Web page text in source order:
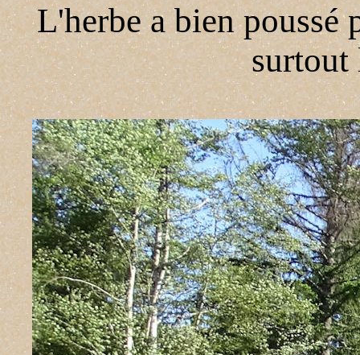
L'herbe a bien poussé
surtout